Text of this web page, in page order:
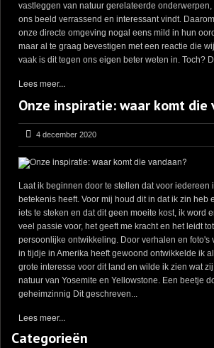
vastleggen van natuur gerelateerde onderwerpen,
ons beeld verrassend en interessant vindt.
onze directe omgeving nogal eens mild in hun
maar al te graag bevestigen met een reactie die
vaak is dit tegen ons eigen beter weten in. Toch?
Lees meer...
Onze inspiratie: waar komt die
4 december 2020
Laat ik beginnen door te stellen dat voor iedereen
betekenis heeft. Voor mij houd dit in dat ik zin heb
iets te steken en dat dit geen moeite kost, ik word
veel passie voor, het geeft me kracht en het leidt
persoonlijke ontwikkeling. Door verhalen en foto's
in tijdje in Amerika heeft gewoond ontwikkelde ik
grote interesse voor dit land en wilde ik zien wat
natuur van Yosemite en Yellowstone. Een beetje
geheimzinnig Dit geschreven...
Lees meer...
Categorieën